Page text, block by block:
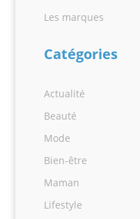
Les marques
Catégories
Actualité
Beauté
Mode
Bien-être
Maman
Lifestyle